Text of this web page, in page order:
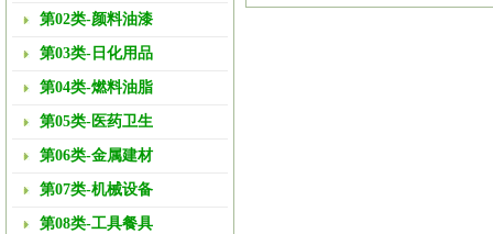
第02类-颜料油漆
第03类-日化用品
第04类-燃料油脂
第05类-医药卫生
第06类-金属建材
第07类-机械设备
第08类-工具餐具